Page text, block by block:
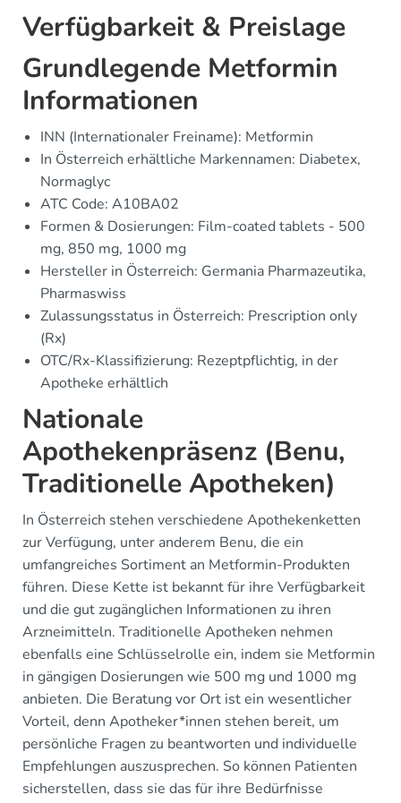
Verfügbarkeit & Preislage
Grundlegende Metformin
Informationen
INN (Internationaler Freiname): Metformin
In Österreich erhältliche Markennamen: Diabetex,
Normaglyc
ATC Code: A10BA02
Formen & Dosierungen: Film-coated tablets - 500
mg, 850 mg, 1000 mg
Hersteller in Österreich: Germania Pharmazeutika,
Pharmaswiss
Zulassungsstatus in Österreich: Prescription only
(Rx)
OTC/Rx-Klassifizierung: Rezeptpflichtig, in der
Apotheke erhältlich
Nationale
Apothekenpräsenz (Benu,
Traditionelle Apotheken)
In Österreich stehen verschiedene Apothekenketten
zur Verfügung, unter anderem Benu, die ein
umfangreiches Sortiment an Metformin-Produkten
führen. Diese Kette ist bekannt für ihre Verfügbarkeit
und die gut zugänglichen Informationen zu ihren
Arzneimitteln. Traditionelle Apotheken nehmen
ebenfalls eine Schlüsselrolle ein, indem sie Metformin
in gängigen Dosierungen wie 500 mg und 1000 mg
anbieten. Die Beratung vor Ort ist ein wesentlicher
Vorteil, denn Apotheker*innen stehen bereit, um
persönliche Fragen zu beantworten und individuelle
Empfehlungen auszusprechen. So können Patienten
sicherstellen, dass sie das für ihre Bedürfnisse